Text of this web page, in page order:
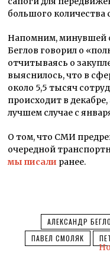
большого количества
Напомним, минувшей
Беглов говорил о
отчитываясь о
выяснилось, что в
около 5,5 тысяч
происходит в
лучшем случае с
О том, что СМИ
очередной
мы писали ранее.
АЛЕКСАНДР
ПАВЕЛ СМОЛЯК